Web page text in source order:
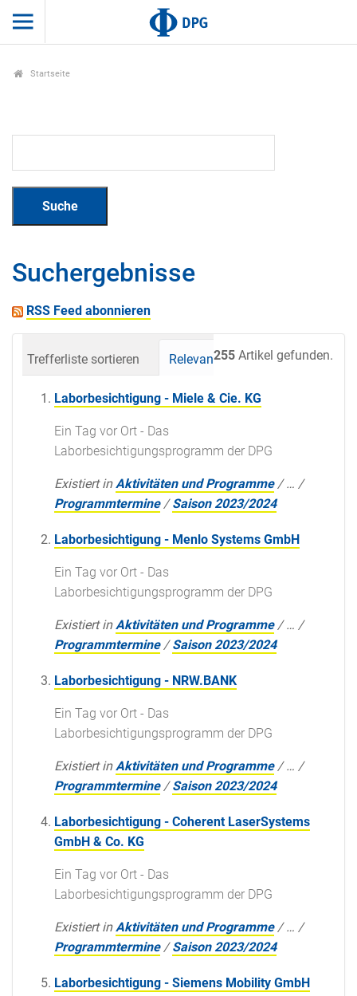
Startseite
Suchergebnisse
RSS Feed abonnieren
255 Artikel gefunden.
Trefferliste sortieren Relevanz Datum
Laborbesichtigung - Miele & Cie. KG
Ein Tag vor Ort - Das
Laborbesichtigungsprogramm der DPG
Existiert in Aktivitäten und Programme /… /
Programmtermine /Saison 2023/2024
Laborbesichtigung - Menlo Systems GmbH
Ein Tag vor Ort - Das
Laborbesichtigungsprogramm der DPG
Existiert in Aktivitäten und Programme /… /
Programmtermine /Saison 2023/2024
Laborbesichtigung - NRW.BANK
Ein Tag vor Ort - Das
Laborbesichtigungsprogramm der DPG
Existiert in Aktivitäten und Programme /… /
Programmtermine /Saison 2023/2024
Laborbesichtigung - Coherent LaserSystems
GmbH & Co. KG
Ein Tag vor Ort - Das
Laborbesichtigungsprogramm der DPG
Existiert in Aktivitäten und Programme /… /
Programmtermine /Saison 2023/2024
Laborbesichtigung - Siemens Mobility GmbH